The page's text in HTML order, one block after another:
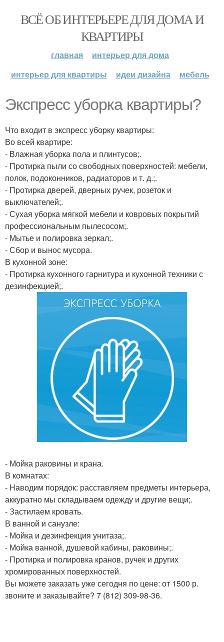
ВСЁ ОБ ИНТЕРЬЕРЕ ДЛЯ ДОМА И
КВАРТИРЫ
главная
интерьер для дома
интерьер для квартиры
идеи дизайна мебель
Экспресс уборка квартиры?
Что входит в экспресс уборку квартиры:
Во всей квартире:
- Влажная уборка пола и плинтусов;.
- Протирка пыли со свободных поверхностей: мебели,
полок, подоконников, радиаторов и т. д.;.
- Протирка дверей, дверных ручек, розеток и
выключателей;.
- Сухая уборка мягкой мебели и ковровых покрытий
профессиональным пылесосом;.
- Мытье и полировка зеркал;.
- Сбор и вынос мусора.
В кухонной зоне:
- Протирка кухонного гарнитура и кухонной техники с
дезинфекцией;.
- Мойка раковины и крана.
В комнатах:
- Наводим порядок: расставляем предметы интерьера,
аккуратно мы складываем одежду и другие вещи;.
- Застилаем кровать.
В ванной и санузле:
- Мойка и дезинфекция унитаза;.
- Мойка ванной, душевой кабины, раковины;.
- Протирка и полировка кранов, ручек и других
хромированных поверхностей.
Вы можете заказать уже сегодня по цене: от 1500 р.
звоните и заказывайте? 7 (812) 309-98-36.